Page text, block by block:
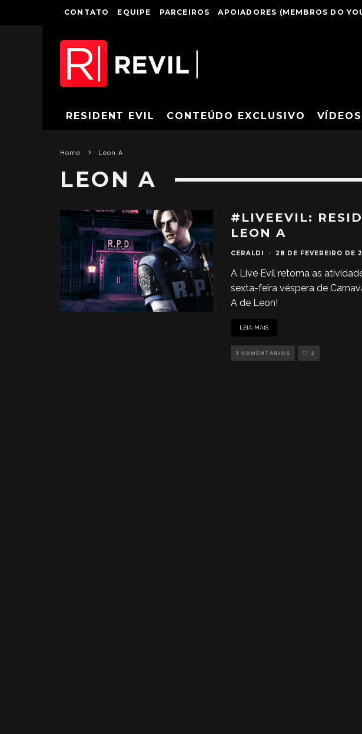
CONTATO EQUIPE PARCEIROS APOIADORES (MEMBROS DO
RESIDENT EVIL CONTEÚDO EXCLUSIVO VÍDEOS
Home Leon A
LEON A
#LIVEEVIL:
LEON A
CERALDI · 28 DE FEVEREIRO DE
A Live Evil retoma as
sexta-feira véspera de
A de Leon!
LEIA MAIS
3 COMENTÁRIOS 2